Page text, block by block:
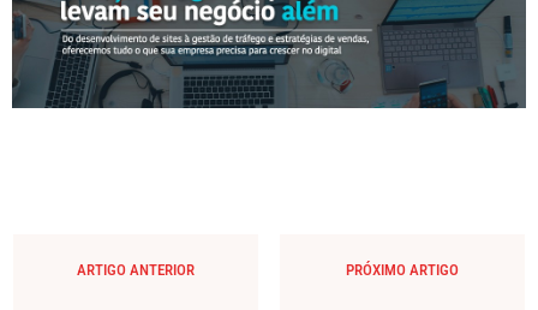
ARTIGO ANTERIOR PRÓXIMO ARTIGO